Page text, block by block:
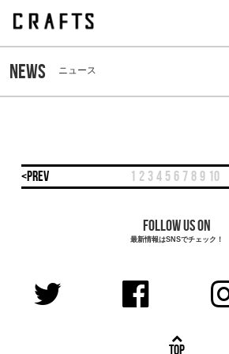
NEWS ニュース
<PREV 1 2 3 4 5 6 7 8 9 10
FOLLOW US ON
最新情報はSNSでチェック！
TOP